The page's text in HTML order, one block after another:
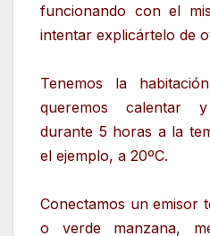
funcionando con el
intentar explicártelo de
Tenemos la
queremos calentar
durante 5 horas a la
el ejemplo, a 20ºC.
Conectamos un emisor
o verde manzana,